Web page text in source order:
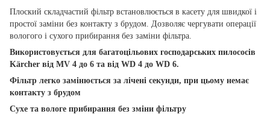
Плоский складчастий фільтр встановлюється в касету для швидкої і
простої заміни без контакту з брудом. Дозволяє чергувати операції
вологого і сухого прибирання без заміни фільтра.
Використовується для багатоцільових господарських пилососів
Kärcher від MV 4 до 6 та від WD 4 до WD 6.
Фільтр легко замінюється за лічені секунди, при цьому немає
контакту з брудом
Сухе та вологе прибирання без зміни фільтру